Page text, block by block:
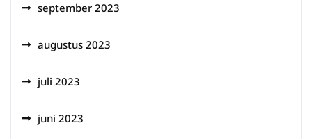
september 2023
augustus 2023
juli 2023
juni 2023